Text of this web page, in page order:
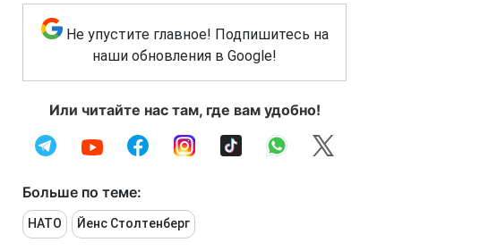
Не упустите главное! Подпишитесь на
наши обновления в Google!
Или читайте нас там, где вам удобно!
Больше по теме:
НАТО Йенс Столтенберг